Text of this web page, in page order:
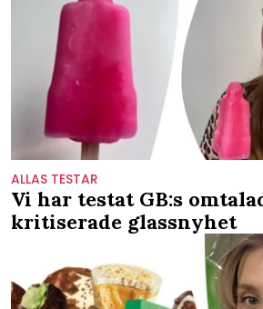
ALLAS TESTAR
Vi har testat GB:s
kritiserade glassnyhet